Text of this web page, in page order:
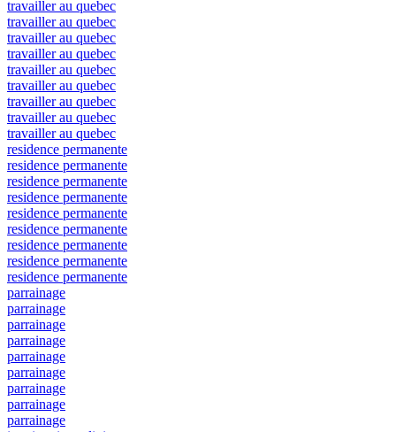
travailler au quebec
travailler au quebec
travailler au quebec
travailler au quebec
travailler au quebec
travailler au quebec
travailler au quebec
travailler au quebec
travailler au quebec
residence permanente
residence permanente
residence permanente
residence permanente
residence permanente
residence permanente
residence permanente
residence permanente
residence permanente
parrainage
parrainage
parrainage
parrainage
parrainage
parrainage
parrainage
parrainage
parrainage